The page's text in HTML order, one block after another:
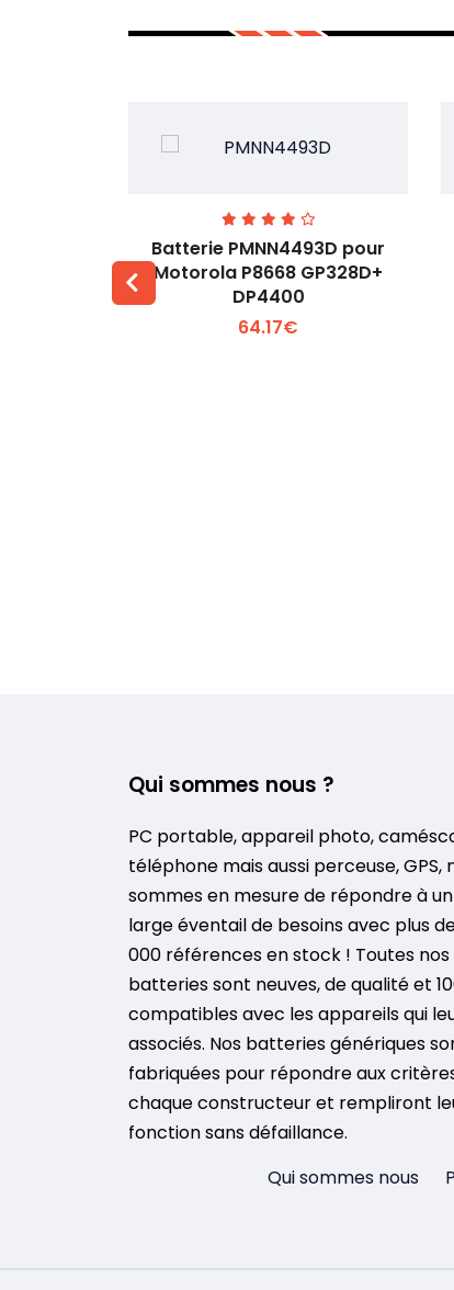
Voir plus +
Batterie PMNN4493D pour
Motorola P8668 GP328D+
DP4400
64.17€
Qui sommes nous ?
PC portable, appareil photo,
téléphone mais aussi perceuse, GPS,
sommes en mesure de répondre à
large éventail de besoins avec plus
000 références en stock ! Toutes nos
batteries sont neuves, de qualité et
compatibles avec les appareils qui
associés. Nos batteries génériques
fabriquées pour répondre aux
chaque constructeur et rempliront
fonction sans défaillance.
Qui sommes nous